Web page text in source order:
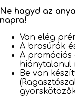
Ne hagyd az
napra!
Van elég
A brosúrák
A
hiánytalanul
Be van